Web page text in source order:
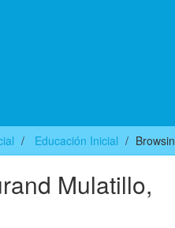
Educación Inicial
Mulatillo,